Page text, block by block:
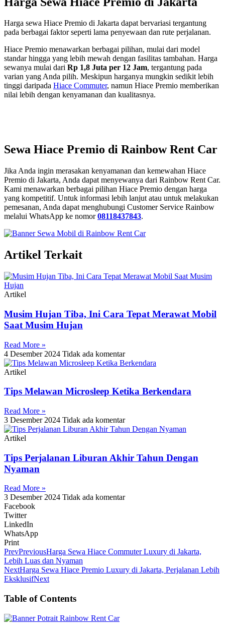
Harga sewa Hiace Premio di Jakarta dapat bervariasi tergantung
pada berbagai faktor seperti lama penyewaan dan rute perjalanan.
Hiace Premio menawarkan berbagai pilihan, mulai dari model
standar hingga yang lebih mewah dengan fasilitas tambahan. Harga
sewanya mulai dari Rp 1,8 Juta per 12 Jam, tergantung pada
varian yang Anda pilih. Meskipun harganya mungkin sedikit lebih
tinggi daripada Hiace Commuter, namun Hiace Premio memberikan
nilai lebih dengan kenyamanan dan kualitasnya.
Sewa Hiace Premio di Rainbow Rent Car
Jika Anda ingin merasakan kenyamanan dan kemewahan Hiace
Premio di Jakarta, Anda dapat menyewanya dari Rainbow Rent Car.
Kami menawarkan berbagai pilihan Hiace Premio dengan harga
yang kompetitif. Untuk informasi lebih lanjut atau untuk melakukan
pemesanan, Anda dapat menghubungi Customer Service Rainbow
melalui WhatsApp ke nomor08118437843.
Artikel Terkait
Artikel
Musim Hujan Tiba, Ini Cara Tepat Merawat Mobil
Saat Musim Hujan
Read More »
4 Desember 2024 Tidak ada komentar
Artikel
Tips Melawan Microsleep Ketika Berkendara
Read More »
3 Desember 2024 Tidak ada komentar
Artikel
Tips Perjalanan Liburan Akhir Tahun Dengan
Nyaman
Read More »
3 Desember 2024 Tidak ada komentar
Facebook
Twitter
LinkedIn
WhatsApp
Print
PrevPreviousHarga Sewa Hiace Commuter Luxury di Jakarta,
Lebih Luas dan Nyaman
NextHarga Sewa Hiace Premio Luxury di Jakarta, Perjalanan Lebih
EksklusifNext
Table of Contents